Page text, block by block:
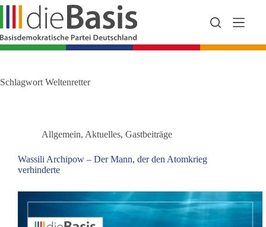
Zum
springen
Schlagwort Weltenretter
Allgemein, Aktuelles, Gastbeiträge
Wassili Archipow – Der Mann, der den Atomkrieg
verhinderte